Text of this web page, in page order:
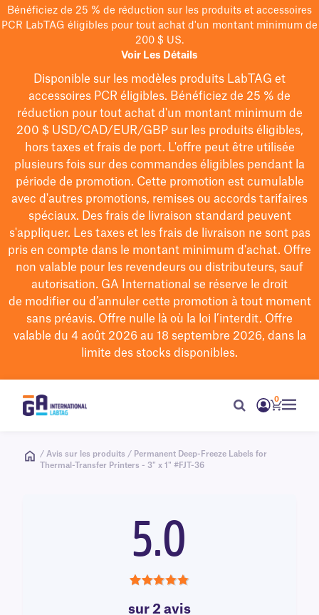
Bénéficiez de 25 % de réduction sur les produits et accessoires
PCR LabTAG éligibles pour tout achat d'un montant minimum de
200 $ US.
Voir Les Détails
Disponible sur les modèles produits LabTAG et
accessoires PCR éligibles. Bénéficiez de 25 % de
réduction pour tout achat d'un montant minimum de
200 $USD/CAD/EUR/GBPsur les produits éligibles,
hors taxes et frais de port. L'offre peut être utilisée
plusieurs fois sur des commandes éligibles pendant la
période de promotion. Cette promotion est cumulable
avec d'autres promotions, remises ou accords tarifaires
spéciaux. Des frais de livraison standard peuvent
s'appliquer. Les taxes et les frais de livraison ne sont pas
pris en compte dans le montant minimum d'achat. Offre
non valable pour les revendeurs ou distributeurs, sauf
autorisation. GA International se réserve le droit
de modifierou d’annuler cette promotion à tout moment
sans préavis. Offre nulle là où la loi l’interdit. Offre
valable du 4 août 2026 au 18 septembre 2026, dans la
limite des stocks disponibles.
0
/ Avis sur les produits / Permanent Deep-Freeze Labels for
Thermal-Transfer Printers - 3" x 1" #FJT-36
5.0
sur 2 avis